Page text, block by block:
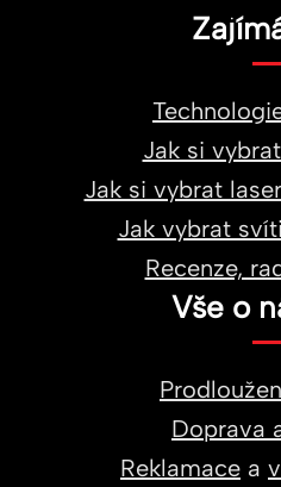
Jak si
Jak si vybrat
Jak vybrat
Recenze,
Vše o
Doprava
Reklamace a